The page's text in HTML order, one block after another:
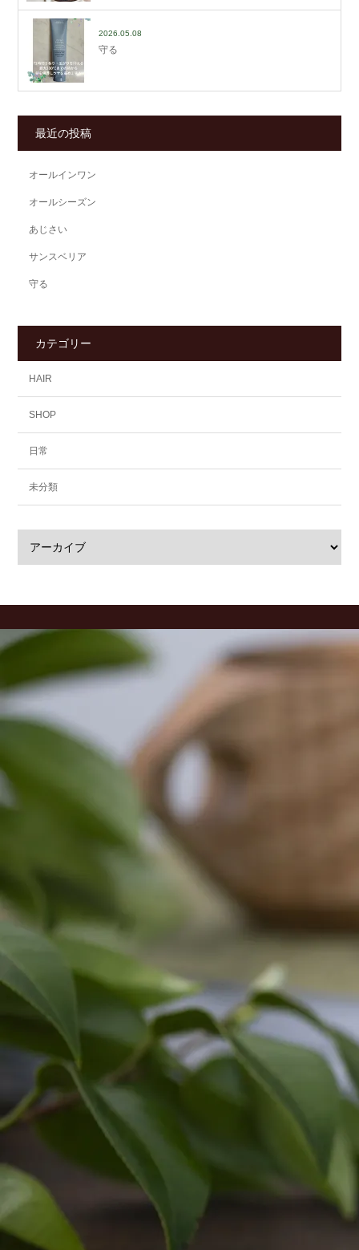
2026.05.08
守る
最近の投稿
オールインワン
オールシーズン
あじさい
サンスベリア
守る
カテゴリー
HAIR
SHOP
日常
未分類